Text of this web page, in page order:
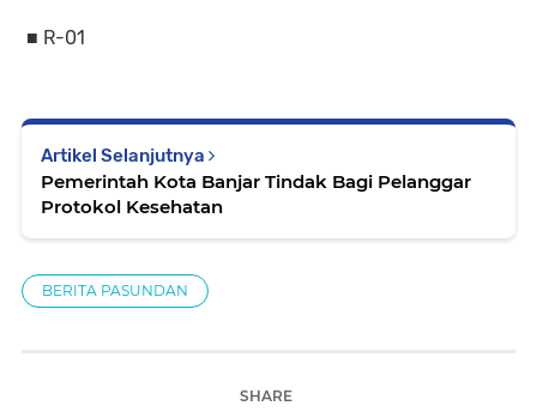
■ R-01
Artikel Selanjutnya
Pemerintah Kota Banjar Tindak Bagi Pelanggar
Protokol Kesehatan
BERITA PASUNDAN
SHARE